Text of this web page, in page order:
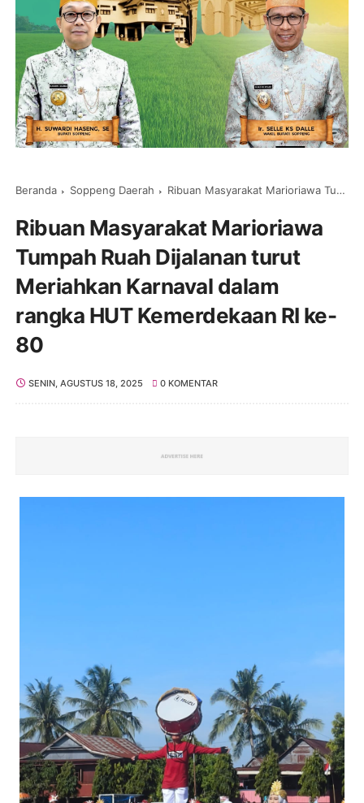
Beranda Soppeng Daerah Ribuan Masyarakat Marioriawa Tumpah Ruah Dijalanan turut Meriahkan Karnaval dalam rangka HUT Kemerdekaan RI ke-80
Ribuan Masyarakat Marioriawa
Tumpah Ruah Dijalanan turut
Meriahkan Karnaval dalam
rangka HUT Kemerdekaan RI ke-
80
SENIN, AGUSTUS 18, 2025 0 KOMENTAR